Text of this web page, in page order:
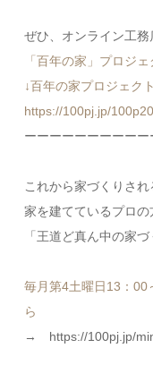
ぜひ、オンライン工務
「百年の家」プロジ
↓百年の家プロジェク
https://100pj.jp/
ーーーーーーーーー
これから家づくりされ
家を建てているプロ
「王道ど真ん中の家
毎月第4土曜日13：00
ら
→ https://100pj.jp/